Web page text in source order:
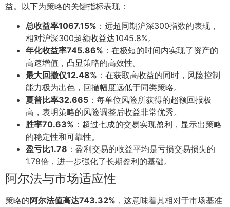
益。以下为策略的关键指标表现：
总收益率1067.15% ：远超同期沪深300指数的表现，
相对沪深300超额收益达1045.8%。
年化收益率745.86% ：在极短的时间内实现了资产的
高速增值，凸显策略的高效性。
最大回撤仅12.48% ：在获取高收益的同时，风险控制
能力极为出色，回撤幅度远低于同类策略。
夏普比率32.665 ：每单位风险所获得的超额回报极
高，表明策略的风险调整后收益非常优秀。
胜率70.63% ：超过七成的交易实现盈利，显示出策略
的稳定性和可靠性。
盈亏比1.78 ：盈利交易的收益平均是亏损交易损失的
1.78倍，进一步强化了长期盈利的基础。
阿尔法与市场适应性
策略的阿尔法值高达743.32% ，这意味着其相对于市场基准